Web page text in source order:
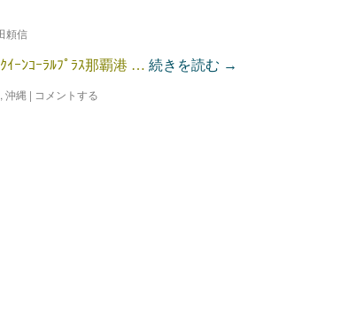
頼信
ｰﾝｺｰﾗﾙﾌﾟﾗｽ那覇港 … 続きを読む →
, 沖縄 | コメントする